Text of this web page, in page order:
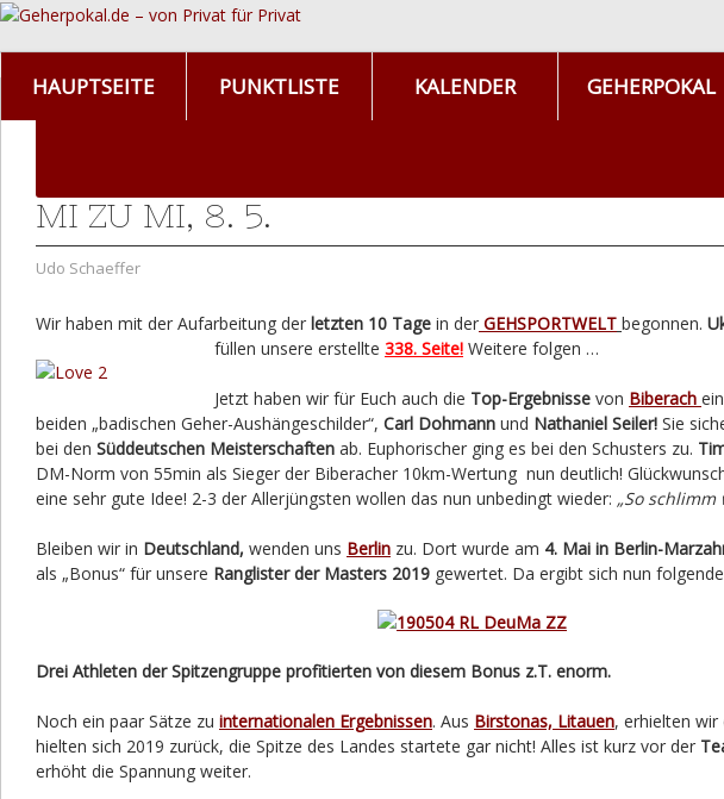
HAUPTSEITE PUNKTLISTE KALENDER GEHERPOKAL
MI ZU MI, 8. 5.
Udo Schaeffer
Wir haben mit der Aufarbeitung der letzten 10 Tage in der GEHSPORTWELT begonnen.
füllen unsere erstellte 338. Seite! Weitere folgen …
Jetzt haben wir für Euch auch die Top-Ergebnisse von Biberach
beiden „badischen Geher-Aushängeschilder“, Carl Dohmann und Nathaniel Seiler! Sie
bei den Süddeutschen Meisterschaften ab. Euphorischer ging es bei den Schusters zu.
DM-Norm von 55min als Sieger der Biberacher 10km-Wertung nun deutlich!
eine sehr gute Idee! 2-3 der Allerjüngsten wollen das nun unbedingt wieder: „So schlimm
Bleiben wir in Deutschland, wenden uns Berlin zu. Dort wurde am 4. Mai in Berlin-
als „Bonus“ für unsere Ranglister der Masters 2019 gewertet. Da ergibt sich nun
Drei Athleten der Spitzengruppe profitierten von diesem Bonus z.T. enorm.
Noch ein paar Sätze zu internationalen Ergebnissen. Aus Birstonas, Litauen, erhielten wir
hielten sich 2019 zurück, die Spitze des Landes startete gar nicht! Alles ist kurz vor der
erhöht die Spannung weiter.